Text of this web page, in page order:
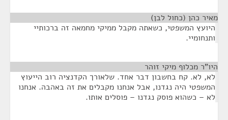
מאיר כהן (כחול לבן)
היועץ המשפטי, כשאתה מקבל ממיקי מחמאה זה ברכותיי
ותנחומיי.
היו"ר מכלוף מיקי זוהר
לא, לא. קח בחשבון דבר אחד. שלאורך הקדנציה רוב הייעוץ
המשפטי היה נגדנו, אבל אנחנו מקבלים את זה באהבה. אנחנו
לא – כשהוא פוסק נגדנו – פוסלים אותו.